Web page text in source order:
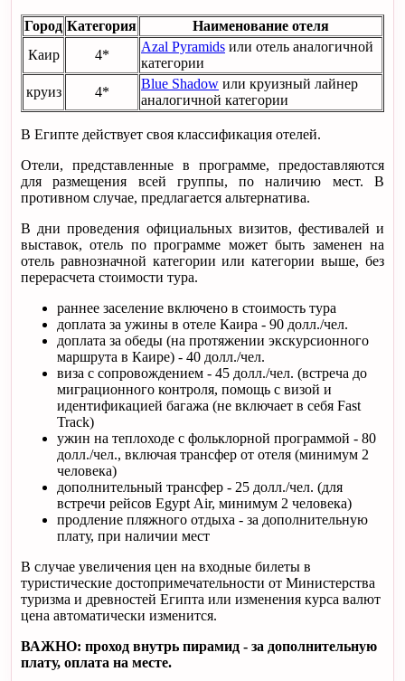
Город Категория
Наименование отеля
Каир
4*
Azal Pyramids или отель аналогичной
категории
круиз
4*
Blue Shadow или круизный лайнер
аналогичной категории
В Египте действует своя классификация отелей.
Отели, представленные в программе, предоставляются
для размещения всей группы, по наличию мест. В
противном случае, предлагается альтернатива.
В дни проведения официальных визитов, фестивалей и
выставок, отель по программе может быть заменен на
отель равнозначной категории или категории выше, без
перерасчета стоимости тура.
раннее заселение включено в стоимость тура
доплата за ужины в отеле Каира - 90 долл./чел.
доплата за обеды (на протяжении экскурсионного
маршрута в Каире) - 40 долл./чел.
виза с сопровождением - 45 долл./чел. (встреча до
миграционного контроля, помощь с визой и
идентификацией багажа (не включает в себя Fast
Track)
ужин на теплоходе с фольклорной программой - 80
долл./чел., включая трансфер от отеля (минимум 2
человека)
дополнительный трансфер - 25 долл./чел. (для
встречи рейсов Egypt Air, минимум 2 человека)
продление пляжного отдыха - за дополнительную
плату, при наличии мест
В случае увеличения цен на входные билеты в
туристические достопримечательности от Министерства
туризма и древностей Египта или изменения курса валют
цена автоматически изменится.
ВАЖНО: проход внутрь пирамид - за дополнительную
плату, оплата на месте.